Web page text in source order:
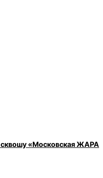
сквошу «Московская ЖАРА